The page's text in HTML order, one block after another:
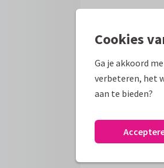
Cookies
Ga je akkoord
verbeteren, het
aan te bieden?